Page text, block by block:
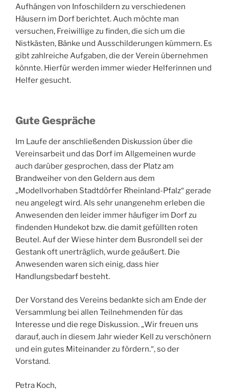
Aufhängen von Infoschildern zu verschiedenen
Häusern im Dorf berichtet. Auch möchte man
versuchen, Freiwillige zu finden, die sich um die
Nistkästen, Bänke und Ausschilderungen kümmern. Es
gibt zahlreiche Aufgaben, die der Verein übernehmen
könnte. Hierfür werden immer wieder Helferinnen und
Helfer gesucht.
Gute Gespräche
Im Laufe der anschließenden Diskussion über die
Vereinsarbeit und das Dorf im Allgemeinen wurde
auch darüber gesprochen, dass der Platz am
Brandweiher von den Geldern aus dem
„Modellvorhaben Stadtdörfer Rheinland-Pfalz“ gerade
neu angelegt wird. Als sehr unangenehm erleben die
Anwesenden den leider immer häufiger im Dorf zu
findenden Hundekot bzw. die damit gefüllten roten
Beutel. Auf der Wiese hinter dem Busrondell sei der
Gestank oft unerträglich, wurde geäußert. Die
Anwesenden waren sich einig, dass hier
Handlungsbedarf besteht.
Der Vorstand des Vereins bedankte sich am Ende der
Versammlung bei allen Teilnehmenden für das
Interesse und die rege Diskussion. „Wir freuen uns
darauf, auch in diesem Jahr wieder Kell zu verschönern
und ein gutes Miteinander zu fördern.“, so der
Vorstand.
Petra Koch,